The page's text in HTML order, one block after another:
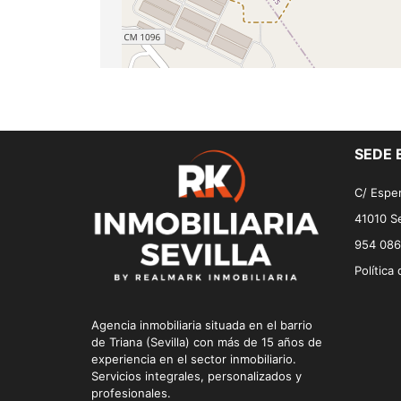
Agencia inmobiliaria situada en el barrio
de Triana (Sevilla) con más de 15 años de
experiencia en el sector inmobiliario.
Servicios integrales, personalizados y
profesionales.
SEDE
C/
41010
954
Política